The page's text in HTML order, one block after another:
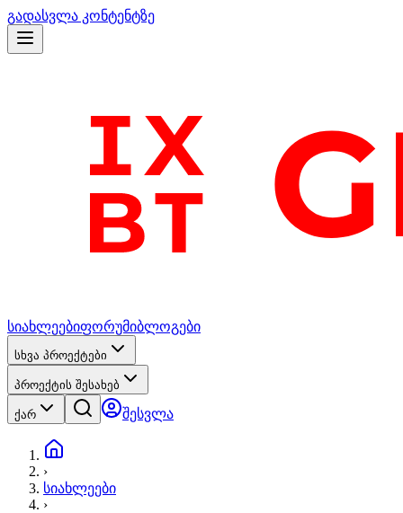
გადასვლა კონტენტზე
სიახლეებიფორუმიბლოგები
სხვა პროექტები
პროექტის შესახებ
ქარ შესვლა
›
სიახლეები
›